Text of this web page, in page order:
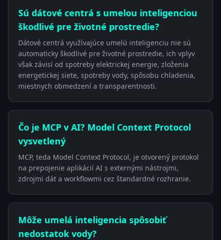
Sú dátové centrá s umelou inteligenciou
škodlivé pre životné prostredie?
Dátové centrá využívajúce umelú inteligenciu nie sú
automaticky škodlivé pre životné prostredie, ich vplyv
však závisí od spotreby elektrickej energie, zloženia
energetickej siete, spotreby vody, spôsobu chladenia,
miestnych obmedzení a transparentnosti.
Čo je MCP v AI? Model Context Protocol
vysvetlený
MCP, teda Model Context Protocol, je otvorený protokol
na prepojenie aplikácií AI s externými nástrojmi,
zdrojmi dát a workflowmi cez štandardné rozhranie.
Môže umelá inteligencia spôsobiť
nedostatok vody?